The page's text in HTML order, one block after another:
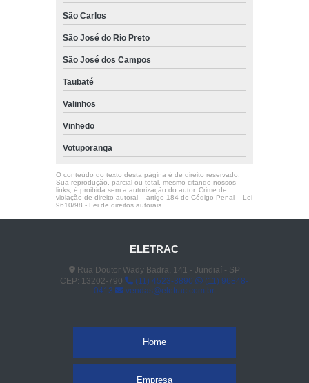
São Carlos
São José do Rio Preto
São José dos Campos
Taubaté
Valinhos
Vinhedo
Votuporanga
O conteúdo do texto desta página é de direito reservado.
Sua reprodução, parcial ou total, mesmo citando nossos
links, é proibida sem a autorização do autor. Crime de
violação de direito autoral – artigo 184 do Código Penal – Lei
9610/98 - Lei de direitos autorais.
ELETRAC
Rua Doutor Wady Badra, 141 - Jundiaí - SP
CEP: 13202-790
(11) 4523-3890
(11) 96848-
0413
vendas@eletrac.com.br
Home
Empresa